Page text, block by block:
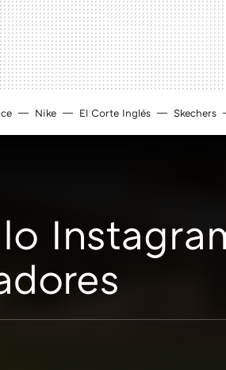
Nike El Corte Inglés Skechers